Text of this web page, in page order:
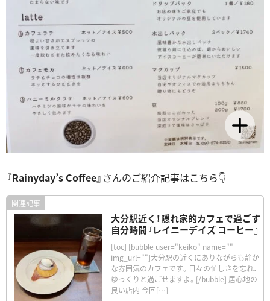
『Rainyday’s Coffee』さんのご紹介記事はこちら👇
大分駅近く！隠れ家的カフェで過ごす
自分時間『レイニーデイズ コーヒー』
[toc] [bubble user="keiko" name=""
img_url=""]大分駅の近くにありながらも静か
な雰囲気のカフェです。日々の忙しさを忘れ、
ゆっくりと過ごせますよ。[/bubble] 居心地の
良い店内 今回[…]